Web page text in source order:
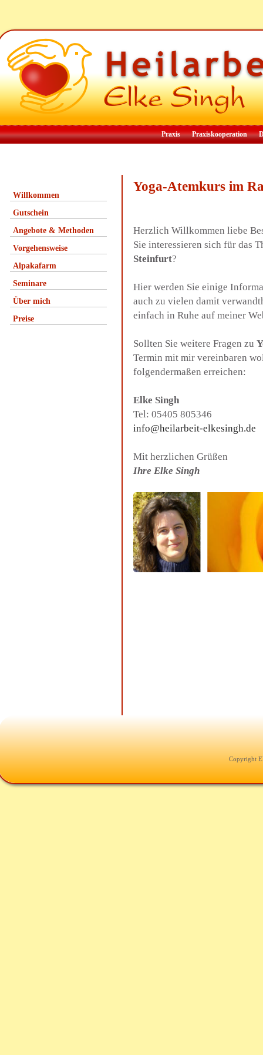
Praxis Praxiskooperation
Willkommen
Gutschein
Angebote & Methoden
Vorgehensweise
Alpakafarm
Seminare
Über mich
Preise
Yoga-Atemkurs im
Herzlich Willkommen liebe
Sie interessieren sich für das
Steinfurt?
Hier werden Sie einige
auch zu vielen damit
einfach in Ruhe auf meiner
Sollten Sie weitere Fragen zu
Termin mit mir vereinbaren
folgendermaßen erreichen:
Elke Singh
Tel: 05405 805346
info@heilarbeit-elkesingh.de
Mit herzlichen Grüßen
Ihre Elke Singh
Copyright